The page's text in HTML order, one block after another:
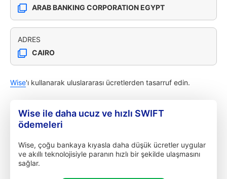
ARAB BANKING CORPORATION EGYPT
ADRES
CAIRO
Wise'ı kullanarak uluslararası ücretlerden tasarruf edin.
Wise ile daha ucuz ve hızlı SWIFT
ödemeleri
Wise, çoğu bankaya kıyasla daha düşük ücretler uygular
ve akıllı teknolojisiyle paranın hızlı bir şekilde ulaşmasını
sağlar.